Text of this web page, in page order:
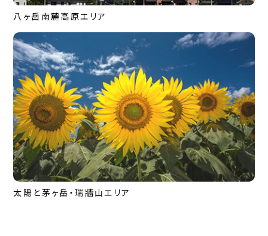
八ヶ岳南麓高原エリア
太陽と茅ヶ岳・瑞牆山エリア